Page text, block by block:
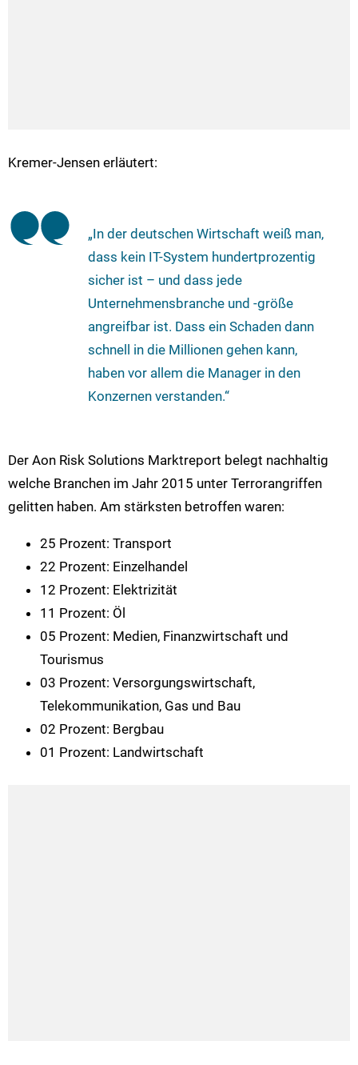
Kremer-Jensen erläutert:
„In der deutschen Wirtschaft weiß man,
dass kein IT-System hundertprozentig
sicher ist – und dass jede
Unternehmensbranche und -größe
angreifbar ist. Dass ein Schaden dann
schnell in die Millionen gehen kann,
haben vor allem die Manager in den
Konzernen verstanden.“
Der Aon Risk Solutions Marktreport belegt nachhaltig
welche Branchen im Jahr 2015 unter Terrorangriffen
gelitten haben. Am stärksten betroffen waren:
25 Prozent: Transport
22 Prozent: Einzelhandel
12 Prozent: Elektrizität
11 Prozent: Öl
05 Prozent: Medien, Finanzwirtschaft und
Tourismus
03 Prozent: Versorgungswirtschaft,
Telekommunikation, Gas und Bau
02 Prozent: Bergbau
01 Prozent: Landwirtschaft